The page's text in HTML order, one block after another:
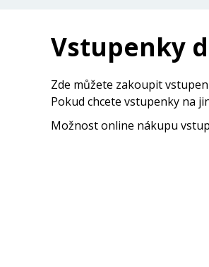
Vstupenky
Zde můžete zakoupit
Pokud chcete vstupenky na
Možnost online nákupu